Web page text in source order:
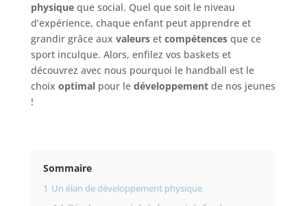
physiqueque social. Quel que soit le niveau
d’expérience, chaque enfant peut apprendre et
grandir grâce aux valeurset compétencesque ce
sport inculque. Alors, enfilez vos baskets et
découvrez avec nous pourquoi le handball est le
choix optimalpour le développementde nos jeunes
!
Sommaire
1 Un élan de développement physique